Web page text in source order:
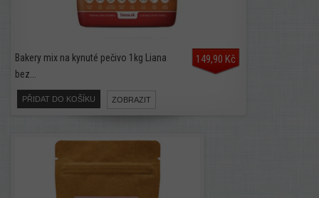
Bakery mix na kynuté pečivo 1kg Liana
bez...
149,90 Kč
PŘIDAT DO KOŠÍKU ZOBRAZIT